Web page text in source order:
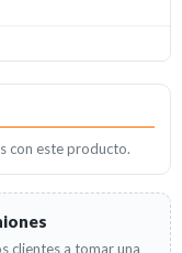
con este producto.
clientes a tomar una